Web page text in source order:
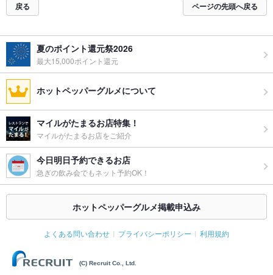
戻る ページの先頭へ戻る
夏のポイント還元祭2026
最大15,000ポイント還元
ホットペッパーグルメについて
マイルがたまるお店特集！
マイルがたまるお店をご紹介
今日明日予約できるお店
急ぎの飲み会でもネット予約OK！
ホットペッパーグルメ掲載申込み
よくある問い合わせ プライバシーポリシー 利用規約
(C) Recruit Co., Ltd.